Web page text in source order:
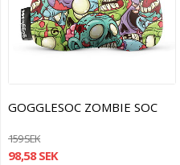
GOGGLESOC ZOMBIE SOC
159 SEK
98,58 SEK